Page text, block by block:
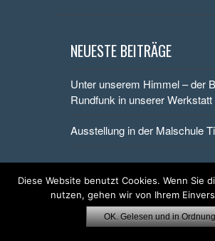
NEUESTE BEITRÄGE
Unter unserem Himmel – der
Rundfunk in unserer Werkstatt
Ausstellung in der Malschule
Diese Website benutzt Cookies. Wenn Sie
nutzen, gehen wir von Ihrem
OK. Gelesen und in Ordnung